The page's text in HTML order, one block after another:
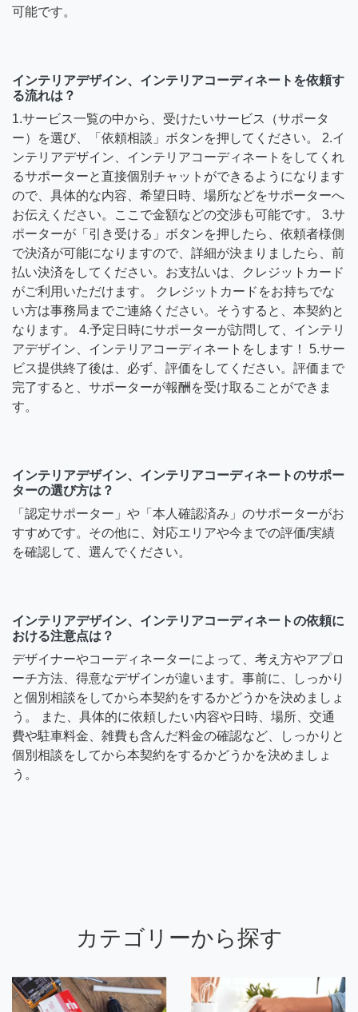
可能です。
インテリアデザイン、インテリアコーディネートを依頼す
る流れは？
1.サービス一覧の中から、受けたいサービス（サポータ
ー）を選び、「依頼相談」ボタンを押してください。 2.イ
ンテリアデザイン、インテリアコーディネートをしてくれ
るサポーターと直接個別チャットができるようになります
ので、具体的な内容、希望日時、場所などをサポーターへ
お伝えください。ここで金額などの交渉も可能です。 3.サ
ポーターが「引き受ける」ボタンを押したら、依頼者様側
で決済が可能になりますので、詳細が決まりましたら、前
払い決済をしてください。お支払いは、クレジットカード
がご利用いただけます。 クレジットカードをお持ちでな
い方は事務局までご連絡ください。そうすると、本契約と
なります。 4.予定日時にサポーターが訪問して、インテリ
アデザイン、インテリアコーディネートをします！ 5.サー
ビス提供終了後は、必ず、評価をしてください。評価まで
完了すると、サポーターが報酬を受け取ることができま
す。
インテリアデザイン、インテリアコーディネートのサポー
ターの選び方は？
「認定サポーター」や「本人確認済み」のサポーターがお
すすめです。その他に、対応エリアや今までの評価/実績
を確認して、選んでください。
インテリアデザイン、インテリアコーディネートの依頼に
おける注意点は？
デザイナーやコーディネーターによって、考え方やアプロ
ーチ方法、得意なデザインが違います。事前に、しっかり
と個別相談をしてから本契約をするかどうかを決めましょ
う。 また、具体的に依頼したい内容や日時、場所、交通
費や駐車料金、雑費も含んだ料金の確認など、しっかりと
個別相談をしてから本契約をするかどうかを決めましょ
う。
カテゴリーから探す